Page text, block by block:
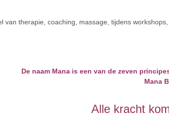
van therapie, coaching, massage, tijdens
De naam Mana is een van de zeven
Mana
Alle kracht